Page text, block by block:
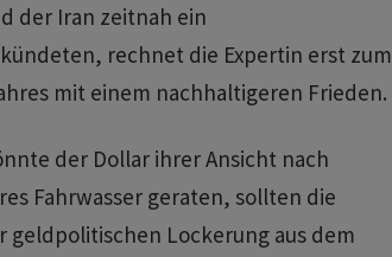
der Iran zeitnah ein
rechnet die Expertin erst zum
‌mit einem nachhaltigeren Frieden.
der Dollar ihrer Ansicht nach
Fahrwasser geraten, sollten die
geldpolitischen Lockerung aus dem